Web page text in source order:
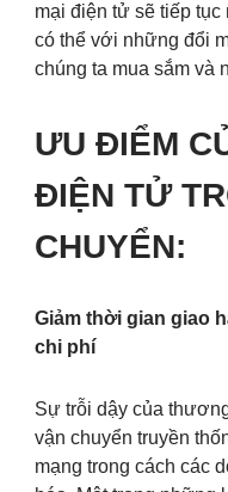
mại điện tử sẽ tiếp
có thể với những đổi
chúng ta mua sắm và
ƯU ĐIỂM
ĐIỆN TỬ
CHUYỂN:
Giảm thời gian giao
chi phí
Sự trỗi dậy của
vận chuyển truyền
mạng trong cách các